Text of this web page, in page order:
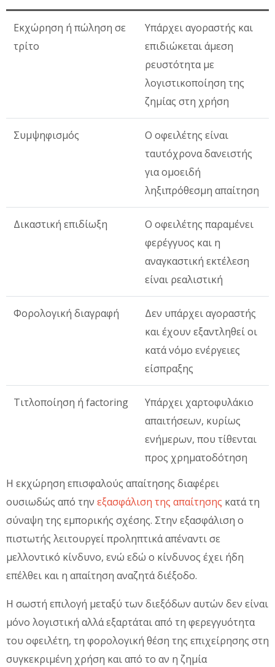
Εκχώρηση ή πώληση σε
τρίτο
Υπάρχει αγοραστής και
επιδιώκεται άμεση
ρευστότητα με
λογιστικοποίηση της
ζημίας στη χρήση
Συμψηφισμός
Ο οφειλέτης είναι
ταυτόχρονα δανειστής
για ομοειδή
ληξιπρόθεσμη απαίτηση
Δικαστική επιδίωξη
Ο οφειλέτης παραμένει
φερέγγυος και η
αναγκαστική εκτέλεση
είναι ρεαλιστική
Φορολογική διαγραφή
Δεν υπάρχει αγοραστής
και έχουν εξαντληθεί οι
κατά νόμο ενέργειες
είσπραξης
Τιτλοποίηση ή factoring
Υπάρχει χαρτοφυλάκιο
απαιτήσεων, κυρίως
ενήμερων, που τίθενται
προς χρηματοδότηση
Η εκχώρηση επισφαλούς απαίτησης διαφέρει
ουσιωδώς από την εξασφάλιση της απαίτησης κατά τη
σύναψη της εμπορικής σχέσης. Στην εξασφάλιση ο
πιστωτής λειτουργεί προληπτικά απέναντι σε
μελλοντικό κίνδυνο, ενώ εδώ ο κίνδυνος έχει ήδη
επέλθει και η απαίτηση αναζητά διέξοδο.
Η σωστή επιλογή μεταξύ των διεξόδων αυτών δεν είναι
μόνο λογιστική αλλά εξαρτάται από τη φερεγγυότητα
του οφειλέτη, τη φορολογική θέση της επιχείρησης στη
συγκεκριμένη χρήση και από το αν η ζημία